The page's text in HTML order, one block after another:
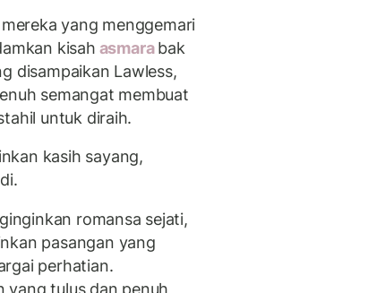
yang menggemari
kisah asmarabak
disampaikan Lawless,
semangat membuat
untuk diraih.
kasih sayang,
romansa sejati,
pasangan yang
perhatian.
yang tulus dan penuh